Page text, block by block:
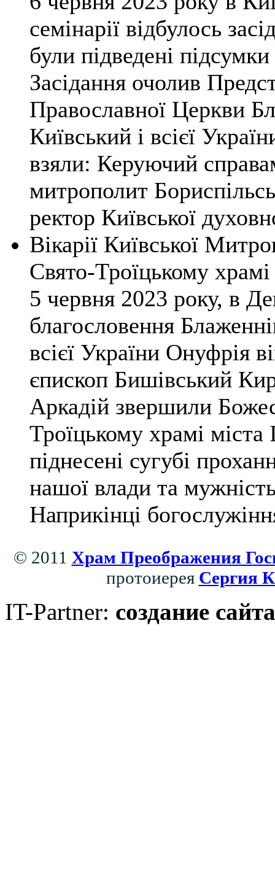
семінарії відбулось
були підведені
Засідання очолив
Православної Церкви
Київський і всієї
взяли: Керуючий
митрополит
ректор Київської
Вікарії Київської
Свято-Троїцькому храмі
5 червня 2023 року, в
благословення
всієї України Онуфрія
єпископ Бишівський
Аркадій звершили
Троїцькому храмі
піднесені сугубі
нашої влади та
Наприкінці
© 2011 Храм Преображения
протоиерея Сергия
IT-Partner: создание сайта